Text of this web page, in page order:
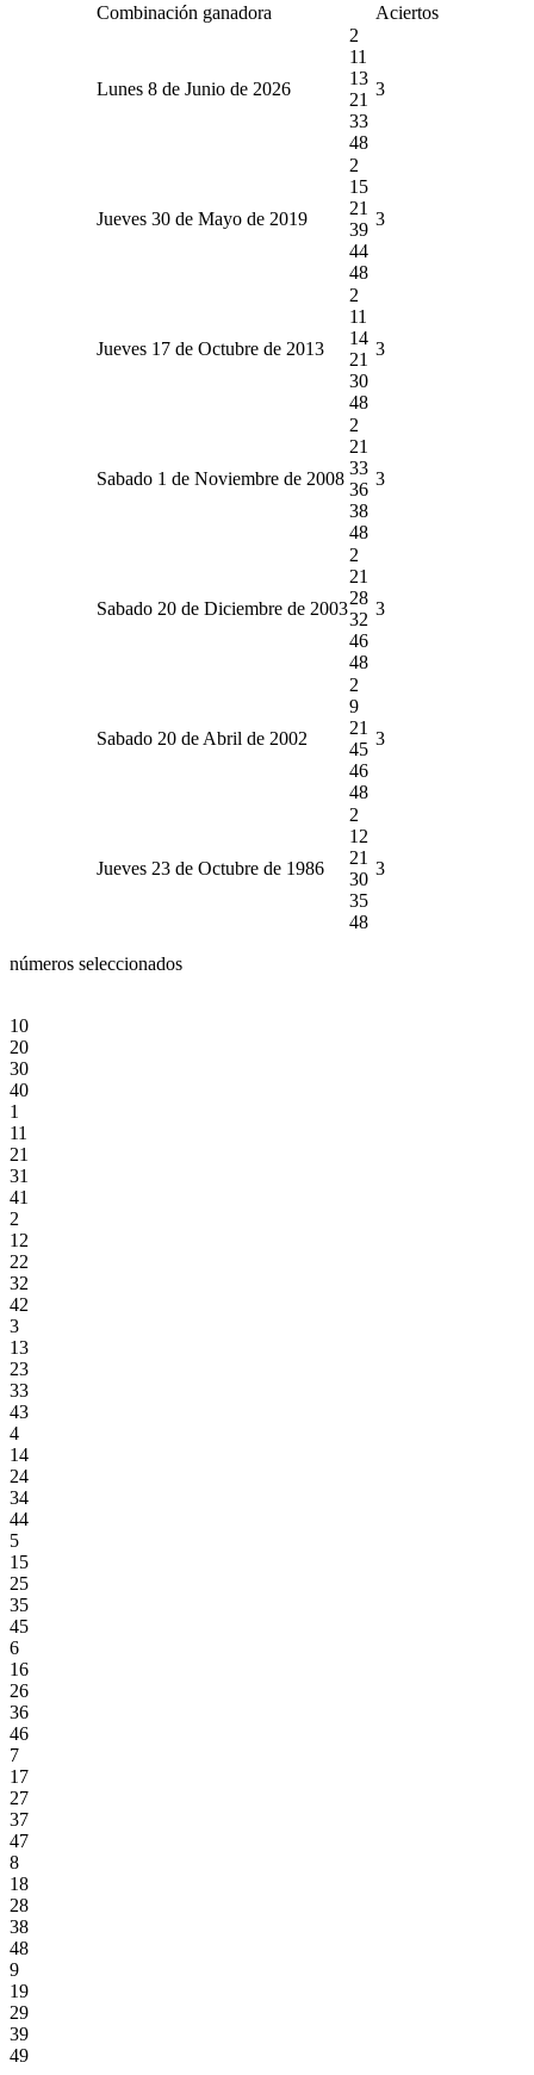
Combinación ganadora Aciertos
Lunes 8 de Junio de 2026
2
11
13
21
33
48
3
Jueves 30 de Mayo de 2019
2
15
21
39
44
48
3
Jueves 17 de Octubre de 2013
2
11
14
21
30
48
3
Sabado 1 de Noviembre de 2008
2
21
33
36
38
48
3
Sabado 20 de Diciembre de 2003
2
21
28
32
46
48
3
Sabado 20 de Abril de 2002
2
9
21
45
46
48
3
Jueves 23 de Octubre de 1986
2
12
21
30
35
48
3
números seleccionados
10
20
30
40
1
11
21
31
41
2
12
22
32
42
3
13
23
33
43
4
14
24
34
44
5
15
25
35
45
6
16
26
36
46
7
17
27
37
47
8
18
28
38
48
9
19
29
39
49